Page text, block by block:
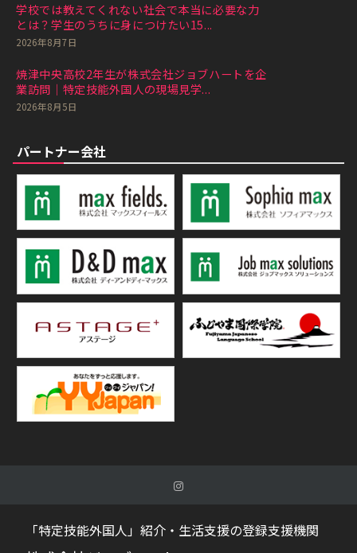
学校では教えてくれない社会で本当に必要な力
とは？学生のうちに身につけたい15...
2026年8月7日
焼津中央高校2年生が株式会社ジョブハートを企
業訪問｜特定技能外国人の現場見学...
2026年8月5日
パートナー会社
「特定技能外国人」紹介・生活支援の登録支援機関